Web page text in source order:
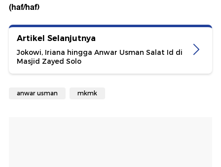
(haf/haf)
Artikel Selanjutnya
Jokowi, Iriana hingga Anwar Usman Salat Id di
Masjid Zayed Solo
anwar usman mkmk